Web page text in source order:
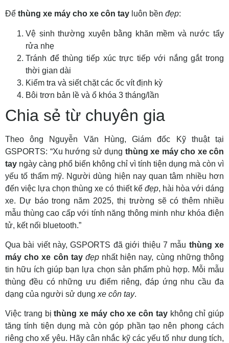
Để thùng xe máy cho xe côn tay luôn bền đẹp:
Vệ sinh thường xuyên bằng khăn mềm và nước tẩy
rửa nhẹ
Tránh để thùng tiếp xúc trực tiếp với nắng gắt trong
thời gian dài
Kiểm tra và siết chặt các ốc vít định kỳ
Bôi trơn bản lề và ổ khóa 3 tháng/lần
Chia sẻ từ chuyên gia
Theo ông Nguyễn Văn Hùng, Giám đốc Kỹ thuật tại
GSPORTS: “Xu hướng sử dụng thùng xe máy cho xe côn
tay ngày càng phổ biến không chỉ vì tính tiện dụng mà còn vì
yếu tố thẩm mỹ. Người dùng hiện nay quan tâm nhiều hơn
đến việc lựa chọn thùng xe có thiết kế đẹp, hài hòa với dáng
xe. Dự báo trong năm 2025, thị trường sẽ có thêm nhiều
mẫu thùng cao cấp với tính năng thông minh như khóa điện
tử, kết nối bluetooth.”
Qua bài viết này, GSPORTS đã giới thiệu 7 mẫu thùng xe
máy cho xe côn tay đẹpnhất hiện nay, cùng những thông
tin hữu ích giúp bạn lựa chọn sản phẩm phù hợp. Mỗi mẫu
thùng đều có những ưu điểm riêng, đáp ứng nhu cầu đa
dạng của người sử dụng xe côn tay.
Việc trang bịthùng xe máy cho xe côn taykhông chỉ giúp
tăng tính tiện dụng mà còn góp phần tạo nên phong cách
riêng cho xế yêu. Hãy cân nhắc kỹ các yếu tố như dung tích,